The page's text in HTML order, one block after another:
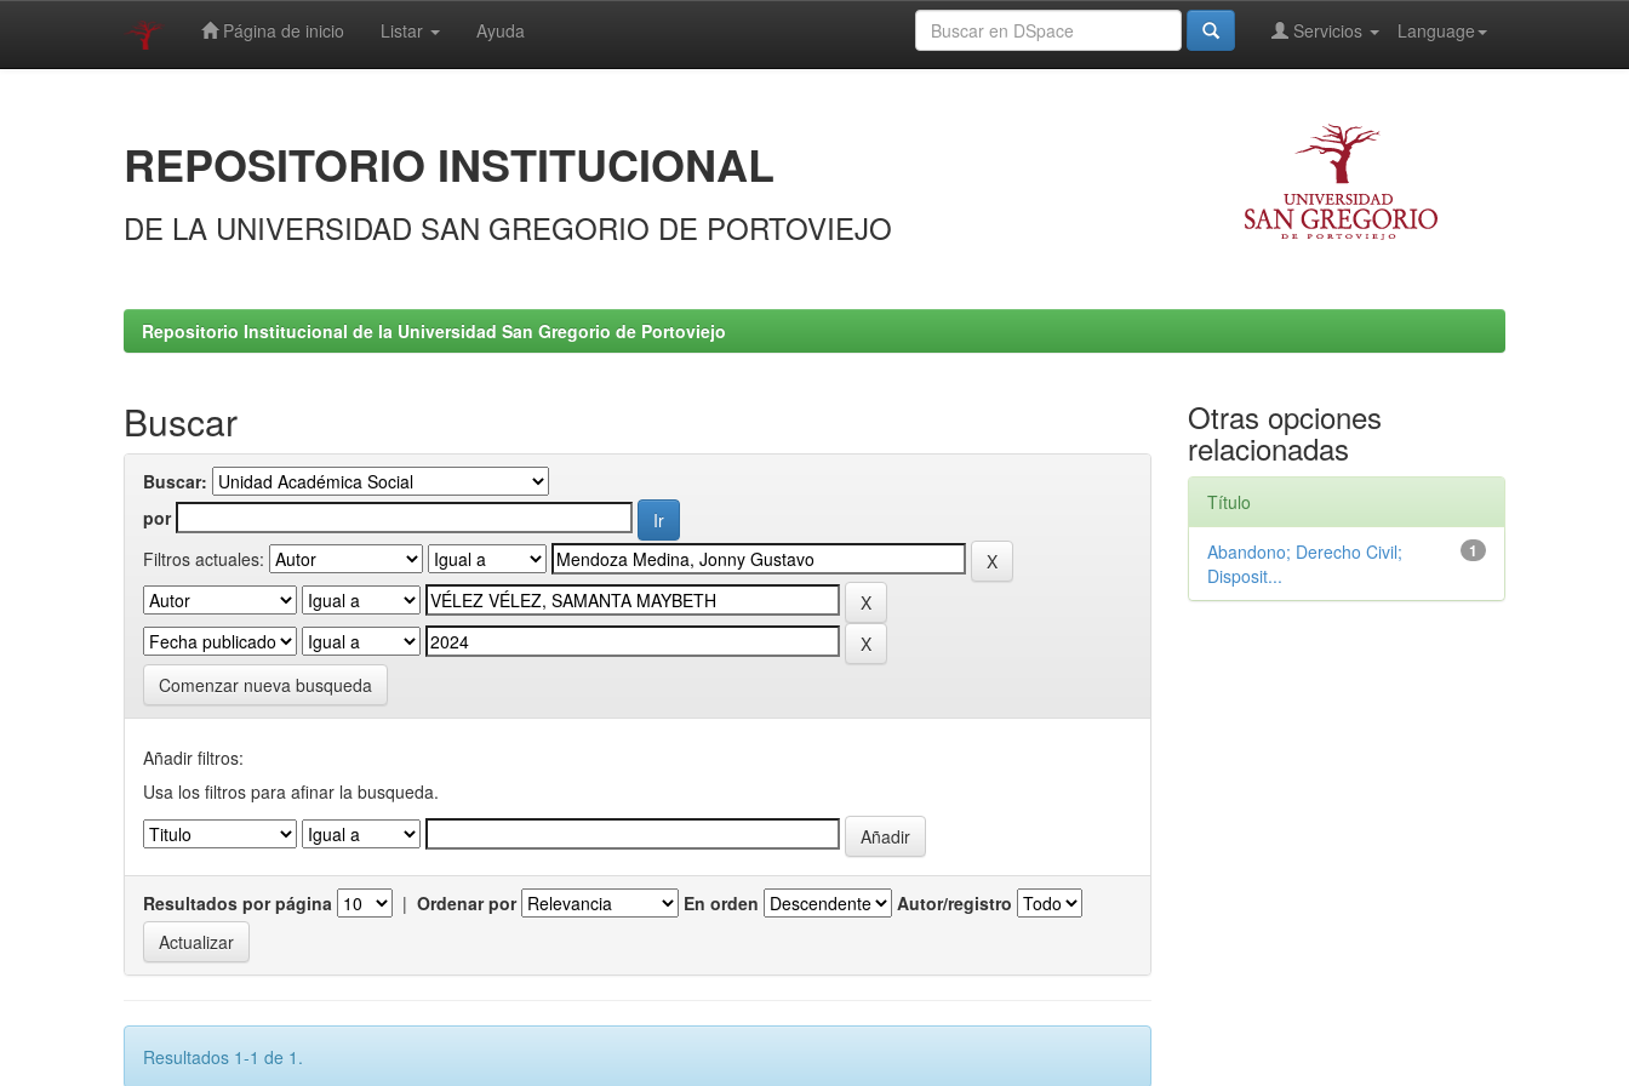
Página de inicio Listar Ayuda Language
Servicios
REPOSITORIO INSTITUCIONAL
DE LA UNIVERSIDAD SAN GREGORIO DE PORTOVIEJO
Repositorio Institucional de la Universidad San Gregorio de Portoviejo
Buscar
Buscar:
por
Filtros actuales:
Comenzar nueva busqueda
Añadir filtros:
Usa los filtros para afinar la busqueda.
Resultados por página | Ordenar por En orden Autor/registro
Resultados 1-1 de 1.
Otras opciones
relacionadas
Título
1
Abandono; Derecho Civil;
Disposit...